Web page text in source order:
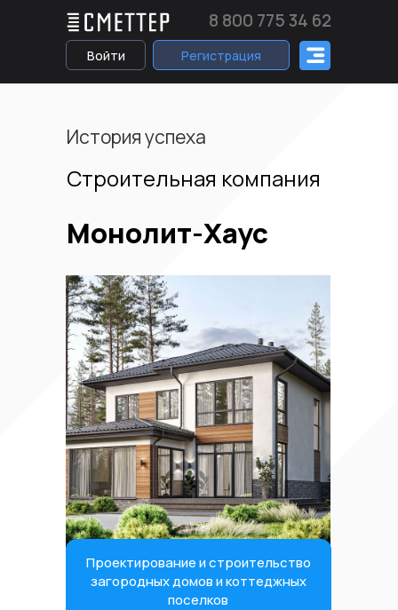
Регистрация
Войти
8 800 775 34 62
Монолит-Хаус
История успеха
Проектирование и строительство
загородных домов и коттеджных
поселков
Строительная компания